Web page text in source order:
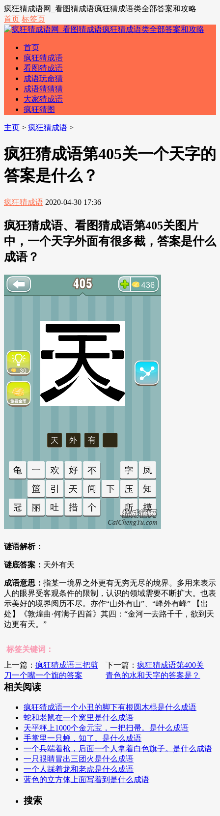
疯狂猜成语网_看图猜成语疯狂猜成语类全部答案和攻略
首页 标签页
首页
疯狂猜成语
看图猜成语
成语玩命猜
成语猜猜猜
大家猜成语
疯狂猜图
主页 > 疯狂猜成语 >
疯狂猜成语第405关一个天字的
答案是什么？
疯狂猜成语 2020-04-30 17:36
疯狂猜成语、看图猜成语第405关图片
中，一个天字外面有很多截，答案是什么
成语？
谜语解析：
谜底答案： 天外有天
成语意思： 指某一境界之外更有无穷无尽的境界。多用来表示
人的眼界受客观条件的限制，认识的领域需要不断扩大。也表
示美好的境界阅历不尽。亦作“山外有山”、“峰外有峰” 【出
处】《敦煌曲·何满子四首》其四：“金河一去路千千，欲到天
边更有天。”
标签关键词：
上一篇： 疯狂猜成语三把剪
刀一个嘴一个旗的答案
下一篇：疯狂猜成语第400关
青色的水和天字的答案是？
相关阅读
疯狂猜成语一个小丑的脚下有根圆木棍是什么成语
蛇和老鼠在一个窝里是什么成语
天平秤上1000个金元宝，一把扫帚。是什么成语
手掌里一只蝉，知了。是什么成语
一个兵端着枪，后面一个人拿着白色旗子。是什么成语
一只眼睛冒出三团火是什么成语
一个人踩着龙和老虎是什么成语
蓝色的立方体上面写着到是什么成语
搜索